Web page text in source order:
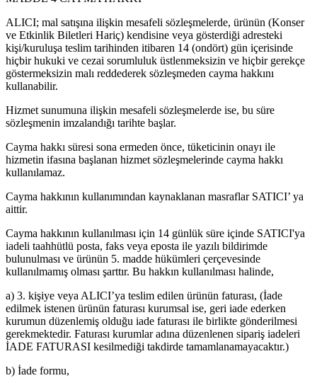
ALICI; mal satışına ilişkin mesafeli sözleşmelerde, ürünün (Konser
ve Etkinlik Biletleri Hariç) kendisine veya gösterdiği adresteki
kişi/kuruluşa teslim tarihinden itibaren 14 (ondört) gün içerisinde
hiçbir hukuki ve cezai sorumluluk üstlenmeksizin ve hiçbir gerekçe
göstermeksizin malı reddederek sözleşmeden cayma hakkını
kullanabilir.
Hizmet sunumuna ilişkin mesafeli sözleşmelerde ise, bu süre
sözleşmenin imzalandığı tarihte başlar.
Cayma hakkı süresi sona ermeden önce, tüketicinin onayı ile
hizmetin ifasına başlanan hizmet sözleşmelerinde cayma hakkı
kullanılamaz.
Cayma hakkının kullanımından kaynaklanan masraflar SATICI’ ya
aittir.
Cayma hakkının kullanılması için 14 günlük süre içinde SATICI'ya
iadeli taahhütlü posta, faks veya eposta ile yazılı bildirimde
bulunulması ve ürünün 5. madde hükümleri çerçevesinde
kullanılmamış olması şarttır. Bu hakkın kullanılması halinde,
a) 3. kişiye veya ALICI’ya teslim edilen ürünün faturası, (İade
edilmek istenen ürünün faturası kurumsal ise, geri iade ederken
kurumun düzenlemiş olduğu iade faturası ile birlikte gönderilmesi
gerekmektedir. Faturası kurumlar adına düzenlenen sipariş iadeleri
İADE FATURASI kesilmediği takdirde tamamlanamayacaktır.)
b) İade formu,